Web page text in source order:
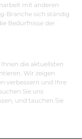
mit anderen
Branche sich ständig
Bedürfnisse der
die aktuellsten
Wir zeigen
verbessern und Ihre
Sie uns
und tauchen Sie